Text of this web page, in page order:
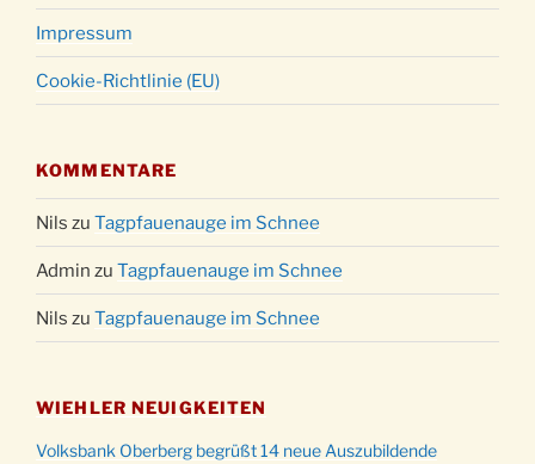
Impressum
Cookie-Richtlinie (EU)
KOMMENTARE
Nils zu Tagpfauenauge im Schnee
Admin zu Tagpfauenauge im Schnee
Nils zu Tagpfauenauge im Schnee
WIEHLER NEUIGKEITEN
Volksbank Oberberg begrüßt 14 neue Auszubildende